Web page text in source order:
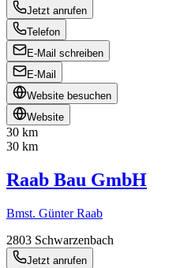
Jetzt anrufen
Telefon
E-Mail schreiben
E-Mail
Website besuchen
Website
30 km
30 km
Raab Bau GmbH
Bmst. Günter Raab
2803 Schwarzenbach
Jetzt anrufen